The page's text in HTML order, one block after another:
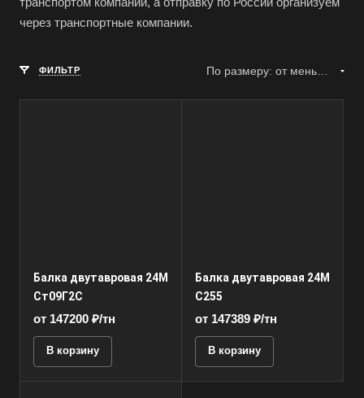
через транспортные компании.
ФИЛЬТР
Балка двутавровая 24М
Ст09Г2С
от 147200 ₽/тн
В корзину
Балка двутавровая 24М
С255
от 147389 ₽/тн
В корзину